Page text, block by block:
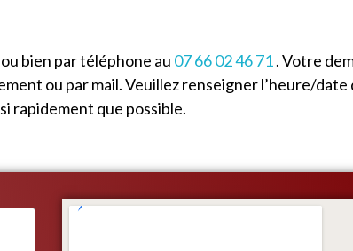
bien par téléphone au 07 66 02 46 71. Votre
ou par mail. Veuillez renseigner l’heure/
rapidement que possible.